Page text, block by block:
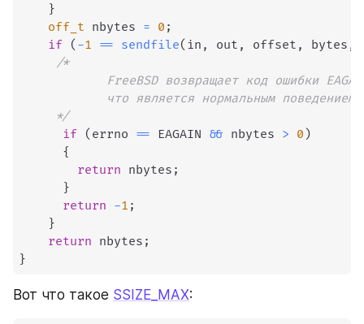
}
off_t nbytes = 0 ;
if ( -1 == sendfile( in , out , offset , bytes ,
/*
     */
if ( errno == EAGAIN && nbytes > 0 )
{
return nbytes ;
}
return -1 ;
}
return nbytes ;
}
Вот что такое SSIZE_MAX: